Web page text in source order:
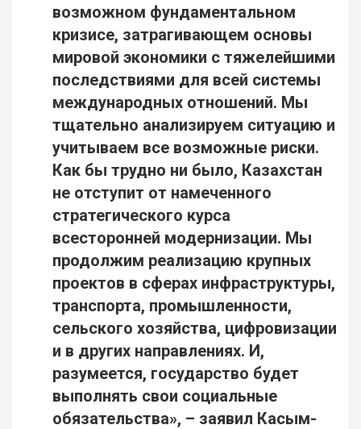
возможном фундаментальном
кризисе, затрагивающем основы
мировой экономики с тяжелейшими
последствиями для всей системы
международных отношений. Мы
тщательно анализируем ситуацию и
учитываем все возможные риски.
Как бы трудно ни было, Казахстан
не отступит от намеченного
стратегического курса
всесторонней модернизации. Мы
продолжим реализацию крупных
проектов в сферах инфраструктуры,
транспорта, промышленности,
сельского хозяйства, цифровизации
и в других направлениях. И,
разумеется, государство будет
выполнять свои социальные
обязательства», – заявил Касым-